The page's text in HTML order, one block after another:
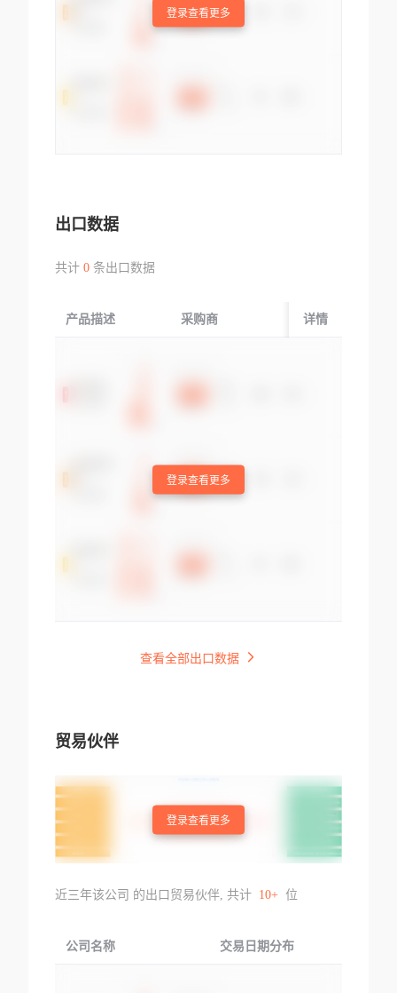
登录查看更多
出口数据
共计 0条出口数据
产品描述 采购商 起运国/地区
详情
登录查看更多
查看全部出口数据
贸易伙伴
登录查看更多
近三年该公司 的出口贸易伙伴, 共计 10+ 位
公司名称 交易日期分布